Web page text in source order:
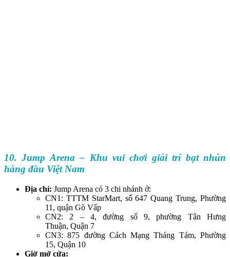
10. Jump Arena – Khu vui chơi giải trí bạt nhún
hàng đầu Việt Nam
Địa chỉ: Jump Arena có 3 chi nhánh ở:
CN1: TTTM StarMart, số 647 Quang Trung, Phường
11, quận Gò Vấp
CN2: 2 – 4, đường số 9, phường Tân Hưng
Thuận, Quận 7
CN3: 875 đường Cách Mạng Tháng Tám, Phường
15, Quận 10
Giờ mở cửa: